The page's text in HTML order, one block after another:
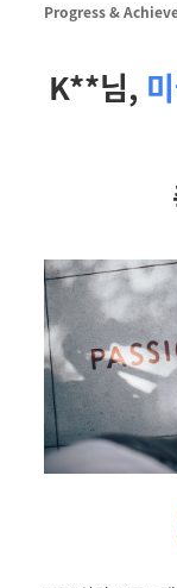
Progress &
K**님,